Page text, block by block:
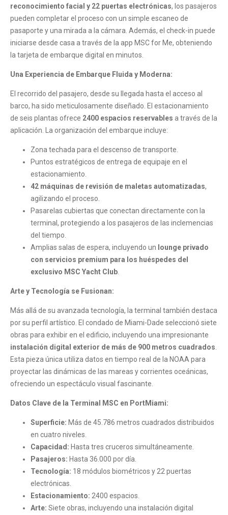
reconocimiento facial y 22 puertas electrónicas, los pasajeros
pueden completar el proceso con un simple escaneo de
pasaporte y una mirada a la cámara. Además, el check-in puede
iniciarse desde casa a través de la app MSC for Me, obteniendo
la tarjeta de embarque digital en minutos.
Una Experiencia de Embarque Fluida y Moderna:
El recorrido del pasajero, desde su llegada hasta el acceso al
barco, ha sido meticulosamente diseñado. El estacionamiento
de seis plantas ofrece 2400 espacios reservables a través de la
aplicación. La organización del embarque incluye:
Zona techada para el descenso de transporte.
Puntos estratégicos de entrega de equipaje en el
estacionamiento.
42 máquinas de revisión de maletas automatizadas,
agilizando el proceso.
Pasarelas cubiertas que conectan directamente con la
terminal, protegiendo a los pasajeros de las inclemencias
del tiempo.
Amplias salas de espera, incluyendo un lounge privado
con servicios premium para los huéspedes del
exclusivo MSC Yacht Club
Arte y Tecnología se Fusionan:
Más allá de su avanzada tecnología, la terminal también destaca
por su perfil artístico. El condado de Miami-Dade seleccionó siete
obras para exhibir en el edificio, incluyendo una impresionante
instalación digital exterior de más de 900 metros cuadrados
Esta pieza única utiliza datos en tiempo real de la NOAA para
proyectar las dinámicas de las mareas y corrientes oceánicas,
ofreciendo un espectáculo visual fascinante.
Datos Clave de la Terminal MSC en PortMiami:
Superficie: Más de 45.786 metros cuadrados distribuidos
en cuatro niveles.
Capacidad: Hasta tres cruceros simultáneamente.
Pasajeros: Hasta 36.000 por día.
Tecnología: 18 módulos biométricos y 22 puertas
electrónicas.
Estacionamiento: 2400 espacios.
Arte: Siete obras, incluyendo una instalación digital